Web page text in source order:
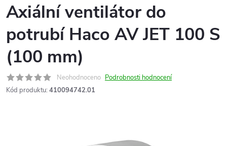
Axiální ventilátor do
potrubí Haco AV JET 100 S
(100 mm)
Neohodnoceno Podrobnosti hodnocení
Kód produktu: 410094742.01